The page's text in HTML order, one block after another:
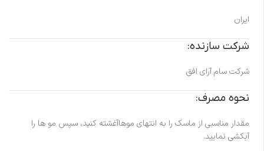
ایران
شرکت سازنده:
شرکت سام آرای افق
نحوه مصرف:
مقدار مناسبی از ماسک را به انتهای موهاآغشته کنید، سپس مو ها را
آبکشی نمایید.